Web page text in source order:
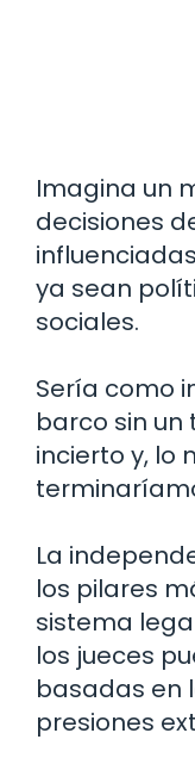
Imagina un
decisiones
ya sean
sociales.
Sería como
barco sin un
incierto y, lo
La
los pilares
sistema
los jueces
basadas en
presiones